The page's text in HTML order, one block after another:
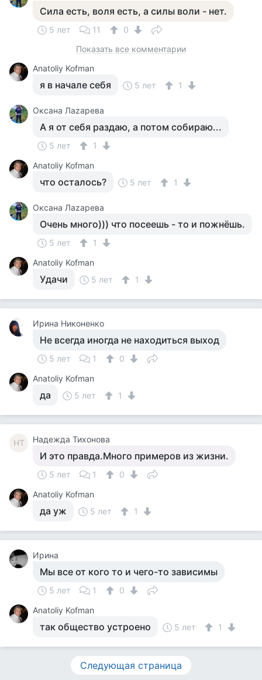
Сила есть, воля есть, а силы воли - нет.
5 лет 11
0
Показать все комментарии
Anatoliy Kofman
я в начале себя 5 лет 1
Оксана Лаzaрева
А я от себя раздаю, а потом собираю...
5 лет
1
Anatoliy Kofman
что осталось? 5 лет 1
Оксана Лаzaрева
Очень много))) что посеешь - то и пожнёшь.
5 лет
1
Anatoliy Kofman
Удачи 5 лет 1
Ирина Никоненко
Не всегда иногда не находиться выход
5 лет 1
0
Anatoliy Kofman
да 5 лет 1
НТ Надежда Тихонова
И это правда.Много примеров из жизни.
5 лет 1
0
Anatoliy Kofman
да уж 5 лет 1
Ирина
Мы все от кого то и чего-то зависимы
5 лет 1
0
Anatoliy Kofman
так общество устроено 5 лет 1
Следующая страница